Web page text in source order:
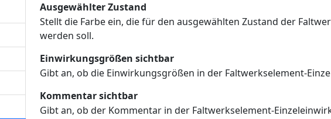
Ausgewählter Zustand
Stellt die Farbe ein, die für den ausgewählten Zustand der
werden soll.
Einwirkungsgrößen sichtbar
Gibt an, ob die Einwirkungsgrößen in der Faltwerkselement-
Kommentar sichtbar
Gibt an, ob der Kommentar in der Faltwerkselement-